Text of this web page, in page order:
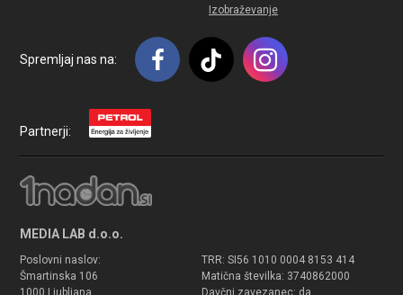
Izobraževanje
Spremljaj nas na:
Partnerji:
MEDIA LAB d.o.o.
Poslovni naslov:
Šmartinska 106
TRR: SI56 1010 0004 8153 414
Matična številka: 3740862000